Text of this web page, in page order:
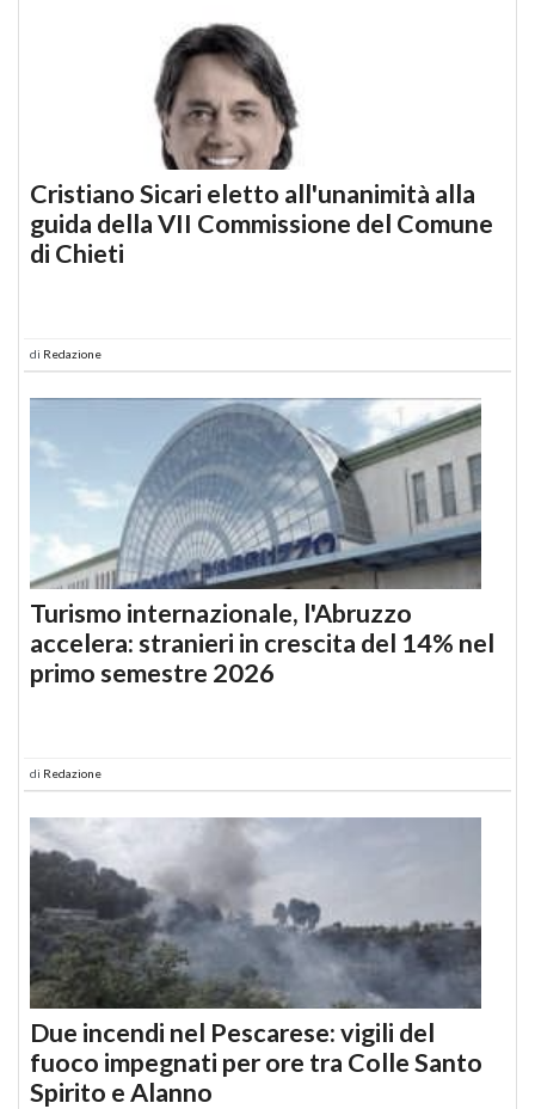
Cristiano Sicari eletto all'unanimità alla
guida della VII Commissione del Comune
di Chieti
di Redazione
Turismo internazionale, l'Abruzzo
accelera: stranieri in crescita del 14% nel
primo semestre 2026
di Redazione
Due incendi nel Pescarese: vigili del
fuoco impegnati per ore tra Colle Santo
Spirito e Alanno